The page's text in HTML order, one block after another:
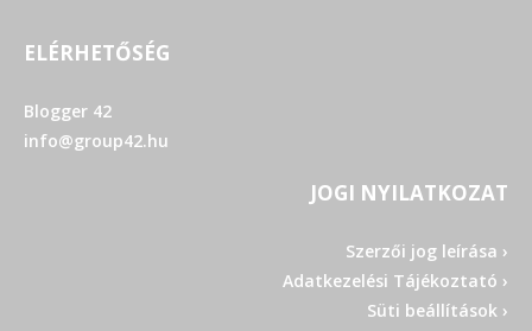
ELÉRHETŐSÉG
Blogger 42
info@group42.hu
JOGI NYILATKOZAT
Szerzői jog leírása ›
Adatkezelési Tájékoztató ›
Süti beállítások ›